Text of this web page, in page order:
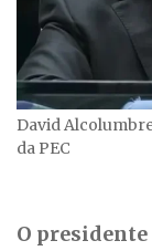
David
da PEC
O